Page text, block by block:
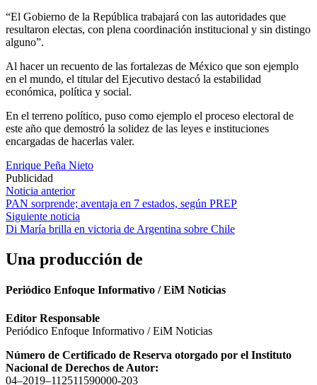
“El Gobierno de la República trabajará con las autoridades que
resultaron electas, con plena coordinación institucional y sin distingo
alguno”.
Al hacer un recuento de las fortalezas de México que son ejemplo
en el mundo, el titular del Ejecutivo destacó la estabilidad
económica, política y social.
En el terreno político, puso como ejemplo el proceso electoral de
este año que demostró la solidez de las leyes e instituciones
encargadas de hacerlas valer.
Enrique Peña Nieto
Publicidad
Navegación
de
entradas
Noticia anterior
PAN sorprende; aventaja en 7 estados, según PREP
Siguiente noticia
Di María brilla en victoria de Argentina sobre Chile
Una producción de
Periódico Enfoque Informativo / EiM Noticias
Editor Responsable
Periódico Enfoque Informativo / EiM Noticias
Número de Certificado de Reserva otorgado por el Instituto
Nacional de Derechos de Autor:
04–2019–112511590000-203